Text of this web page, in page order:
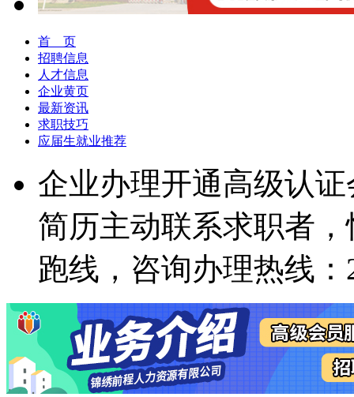
首 页
招聘信息
人才信息
企业黄页
最新资讯
求职技巧
应届生就业推荐
企业办理开通高级认
简历主动联系求职者
跑线，咨询办理热线：